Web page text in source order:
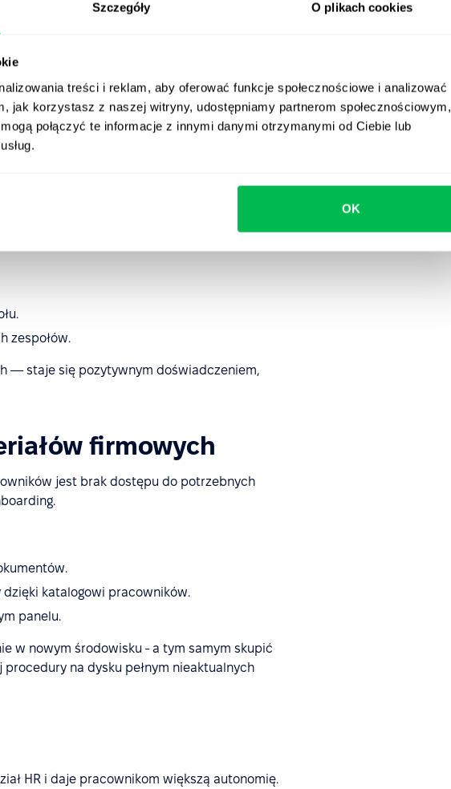
Szczegóły O plikach cookies
treści i reklam, aby oferować funkcje społecznościowe i analizować
jak korzystasz z naszej witryny, udostępniamy partnerom społecznościowym,
połączyć te informacje z innymi danymi otrzymanymi od Ciebie lub
OK
do stanowiska.
już od pierwszego kontaktu z firmą. A
że żaden krok nie zostanie pominięty.
przynależności. Połączenie
jak Zoom i Slack, sprawia, że nowy
zdalnym.
zespołów.
— staje się pozytywnym doświadczeniem,
firmowych
jest brak dostępu do potrzebnych
katalogowi pracowników.
panelu.
w nowym środowisku - a tym samym skupić
na dysku pełnym nieaktualnych
HR i daje pracownikom większą autonomię.